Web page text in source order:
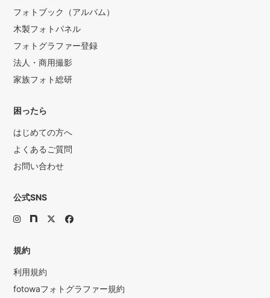
フォトブック（アルバム）
木製フォトパネル
フォトグラファー登録
法人・商用撮影
家族フォト総研
困ったら
はじめての方へ
よくあるご質問
お問い合わせ
公式SNS
規約
利用規約
fotowaフォトグラファー規約